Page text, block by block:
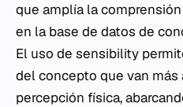
que amplía la
en la base de datos de
El uso de sensibility
del concepto que van más
percepción física,